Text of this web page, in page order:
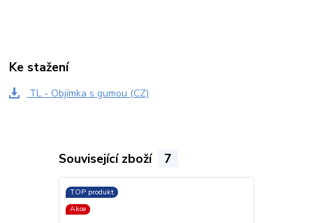
Ke stažení
TL - Objímka s gumou (CZ)
Související zboží 7
TOP produkt
Akce